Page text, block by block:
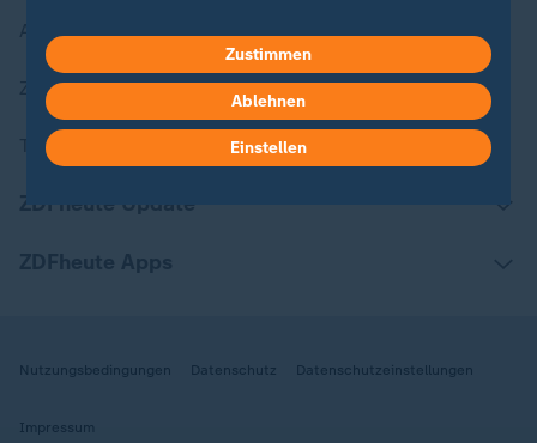
Aktuelle Sendungs-Videos
ZDFheute Stories
Themen im Überblick
ZDFheute Update
Nutzungsbedingungen Datenschutz Datenschutzeinstellungen
Impressum
Zustimmen
Ablehnen
Einstellen